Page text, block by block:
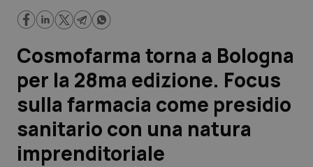
Lavoro e Professioni
Scienza e Farmaci
Studi e Analisi
Lettere al direttore
Cosmofarma torna a Bologna
per la 28ma edizione. Focus
sulla farmacia come presidio
sanitario con una natura
imprenditoriale